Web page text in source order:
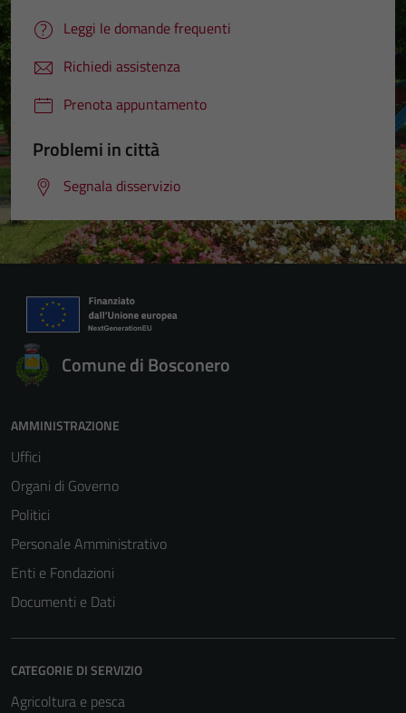
Leggi le domande frequenti
Richiedi assistenza
Prenota appuntamento
Problemi in città
Segnala disservizio
Comune di Bosconero
AMMINISTRAZIONE
Uffici
Organi di Governo
Politici
Personale Amministrativo
Enti e Fondazioni
Documenti e Dati
CATEGORIE DI SERVIZIO
Agricoltura e pesca